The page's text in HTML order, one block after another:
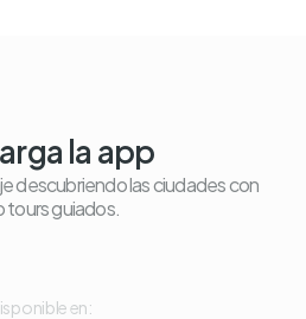
la app
descubriendo las ciudades con
tours guiados.
en: